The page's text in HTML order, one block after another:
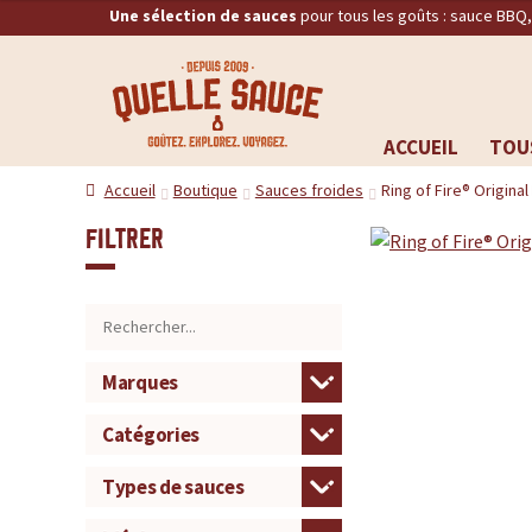
Une sélection de sauces pour tous les goûts : sauce
Aller
la
navigation
Aller
contenu
e
l
S
a
ACCUEIL
Accueil Boutique Sauces froides Ring of Fire®
Filtrer